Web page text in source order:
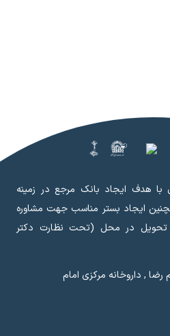
هدف ایجاد بانک مرجع در زمینه
ایجاد بستر مناسب جهت مشاوره
تحویل در محل (تحت نظارت دکتر
, داروخانه مرکزی امام